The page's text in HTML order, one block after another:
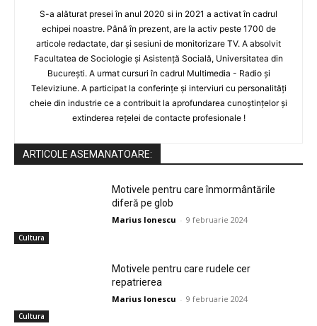
S-a alăturat presei în anul 2020 si in 2021 a activat în cadrul
echipei noastre. Până în prezent, are la activ peste 1700 de
articole redactate, dar și sesiuni de monitorizare TV. A absolvit
Facultatea de Sociologie și Asistență Socială, Universitatea din
București. A urmat cursuri în cadrul Multimedia - Radio și
Televiziune. A participat la conferințe și interviuri cu personalități
cheie din industrie ce a contribuit la aprofundarea cunoștințelor și
extinderea rețelei de contacte profesionale !
ARTICOLE ASEMANATOARE:
Cultura
Motivele pentru care înmormântările
diferă pe glob
Marius Ionescu - 9 februarie 2024
Cultura
Motivele pentru care rudele cer
repatrierea
Marius Ionescu - 9 februarie 2024